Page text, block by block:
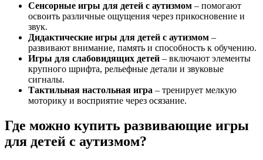
Сенсорные игры для детей с аутизмом – помогают
освоить различные ощущения через прикосновение и
звук.
Дидактические игры для детей с аутизмом –
развивают внимание, память и способность к обучению.
Игры для слабовидящих детей – включают элементы
крупного шрифта, рельефные детали и звуковые
сигналы.
Тактильная настольная игра – тренирует мелкую
моторику и восприятие через осязание.
Где можно купить развивающие игры
для детей с аутизмом?